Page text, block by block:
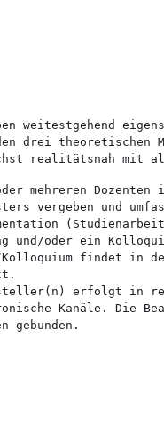
drei theoretischen
realitätsnah mit
mehreren
vergeben und
und/oder ein
findet in der
erfolgt in
Kanäle. Die
gebunden.